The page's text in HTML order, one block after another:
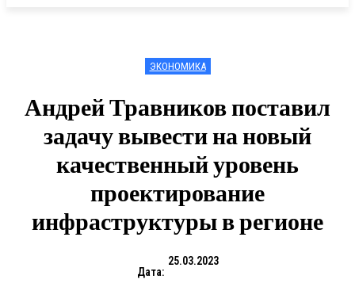
ЭКОНОМИКА
Андрей Травников поставил
задачу вывести на новый
качественный уровень
проектирование
инфраструктуры в регионе
Дата:
25.03.2023